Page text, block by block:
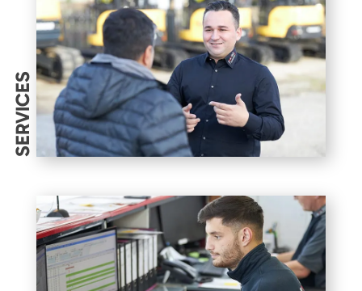
SERVICES